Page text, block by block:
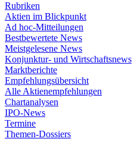
Rubriken
Aktien im Blickpunkt
Ad hoc-Mitteilungen
Bestbewertete News
Meistgelesene News
Konjunktur- und Wirtschaftsnews
Marktberichte
Empfehlungsübersicht
Alle Aktienempfehlungen
Chartanalysen
IPO-News
Termine
Themen-Dossiers